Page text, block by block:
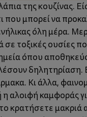
της κουζίνας.
που μπορεί να
όλη μέρα.
σε τοξικές ουσίες
όπου
δηλητηρίαση.
Κι άλλα,
καμφοράς
κρατήσετε